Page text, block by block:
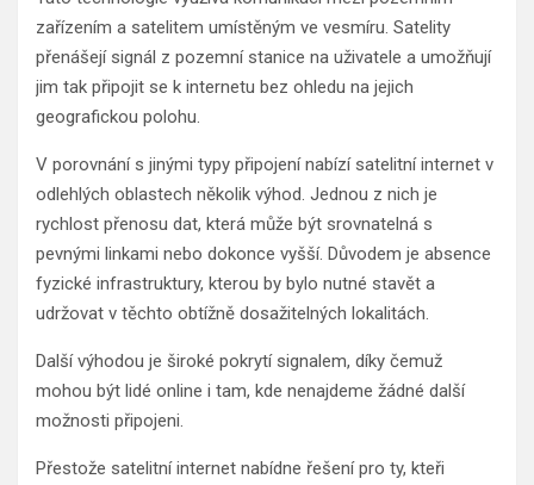
zařízením a satelitem umístěným ve vesmíru. Satelity
přenášejí signál z pozemní stanice na uživatele a umožňují
jim tak připojit se k internetu bez ohledu na jejich
geografickou polohu.
V porovnání s jinými typy připojení nabízí satelitní internet v
odlehlých oblastech několik výhod. Jednou z nich je
rychlost přenosu dat, která může být srovnatelná s
pevnými linkami nebo dokonce vyšší. Důvodem je absence
fyzické infrastruktury, kterou by bylo nutné stavět a
udržovat v těchto obtížně dosažitelných lokalitách.
Další výhodou je široké pokrytí signalem, díky čemuž
mohou být lidé online i tam, kde nenajdeme žádné další
možnosti připojeni.
Přestože satelitní internet nabídne řešení pro ty, kteři